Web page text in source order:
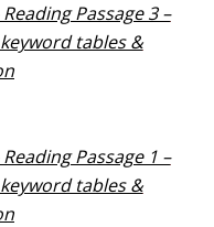
Passage 3 –
tables &
Passage 1 –
tables &